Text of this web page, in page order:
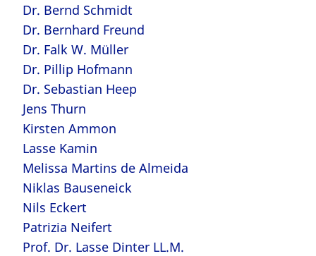
Dr. Bernd Schmidt
Dr. Bernhard Freund
Dr. Falk W. Müller
Dr. Pillip Hofmann
Dr. Sebastian Heep
Jens Thurn
Kirsten Ammon
Lasse Kamin
Melissa Martins de Almeida
Niklas Bauseneick
Nils Eckert
Patrizia Neifert
Prof. Dr. Lasse Dinter LL.M.